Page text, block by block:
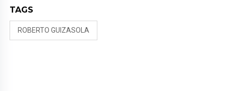
TAGS
ROBERTO GUIZASOLA